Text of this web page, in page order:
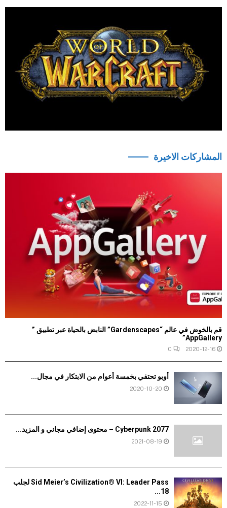
المشاركات الاخيرة
قم بالخوض في عالم “Gardenscapes” النابض بالحياة عبر تطبيق ”
AppGallery”
2020-12-16
0
أوبو تحتفي بخمسة أعوام من الابتكار في مجال...
2020-10-20
Cyberpunk 2077 – محتوى إضافي مجاني و المزيد...
2021-08-19
Sid Meier’s Civilization® VI: Leader Pass لجلب
18...
2022-11-15